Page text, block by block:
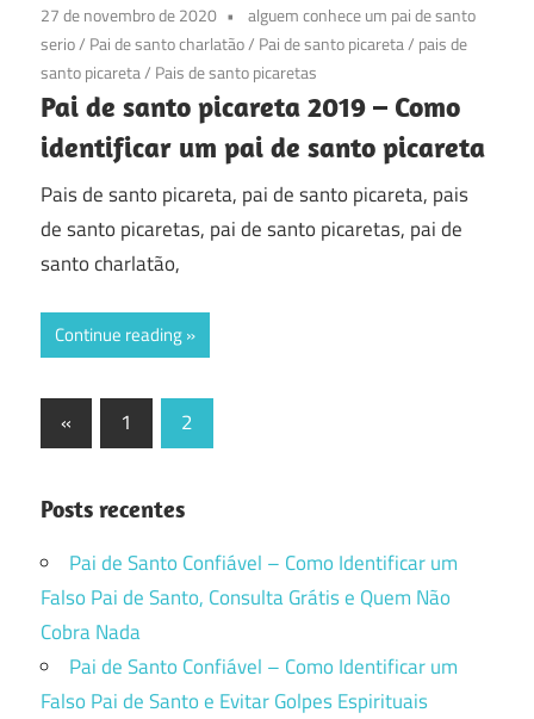
27 de novembro de 2020
alguem conhece um pai de santo
serio/ Pai de santo charlatão/ Pai de santo picareta/ pais de
santo picareta/ Pais de santo picaretas
Pai de santo picareta 2019 – Como
identificar um pai de santo picareta
Pais de santo picareta, pai de santo picareta, pais
de santo picaretas, pai de santo picaretas, pai de
santo charlatão,
Continue reading
Paginação
posts
« Previous
Posts
1 2
Posts recentes
Pai de Santo Confiável – Como Identificar um
Falso Pai de Santo, Consulta Grátis e Quem Não
Cobra Nada
Pai de Santo Confiável – Como Identificar um
Falso Pai de Santo e Evitar Golpes Espirituais